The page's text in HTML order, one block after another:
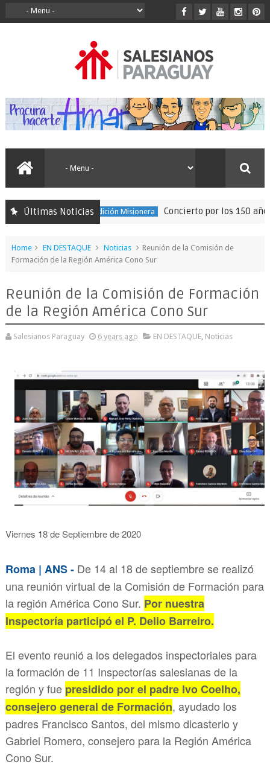
Últimas Noticias
150 Expedición Misionera Concierto por los 150 años
Home EN DESTAQUE Noticias
Reunión de la Comisión de
Formación de la Región América Cono Sur
Reunión de la Comisión de Formación
de la Región América Cono Sur
Salesianos Paraguay 6 years ago EN DESTAQUE, Noticias
Viernes 18 de Septiembre de 2020
Roma | ANS - De 14 al 18 de septiembre se realizó
una reunión virtual de la Comisión de Formación para
la región América Cono Sur. Por nuestra
Inspectoría participó el P. Delio Barreiro.
El evento reunió a los delegados inspectoriales para
la formación de 11 Inspectorías salesianas de la
región y fue presidido por el padre Ivo Coelho,
consejero general de Formación, ayudado los
padres Francisco Santos, del mismo dicasterio y
Gabriel Romero, consejero para la Región América
Cono Sur.